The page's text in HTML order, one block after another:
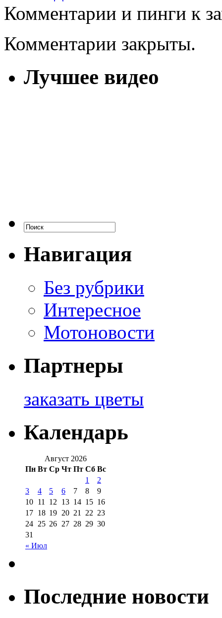
Комментарии и пинги к
Комментарии закрыты.
Лучшее видео
Навигация
Без рубрики
Интересное
Мотоновости
Партнеры
заказать цветы
Календарь
Август 2026
Пн Вт Ср Чт Пт Сб Вс
« Июл
1
2
3
4 5 6 7 8
9
10 11 12 13 14 15 16
17 18 19 20 21 22 23
24 25 26 27 28 29 30
31
Последние новости